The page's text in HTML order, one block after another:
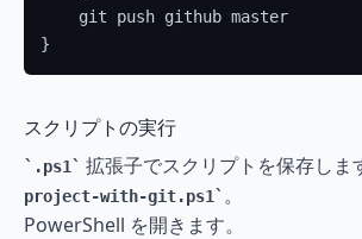
    git push github master
スクリプトの実行
.ps1 拡張子でスクリプトを保存しま
project-with-git.ps1
。
PowerShell を開きます。